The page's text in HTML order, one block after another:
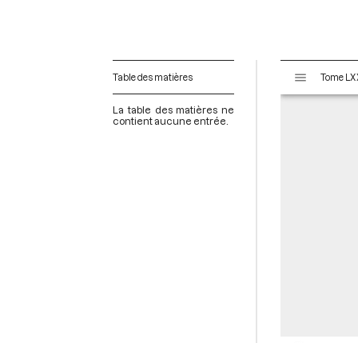
Table des matières
La table des matières ne
contient aucune entrée.
s